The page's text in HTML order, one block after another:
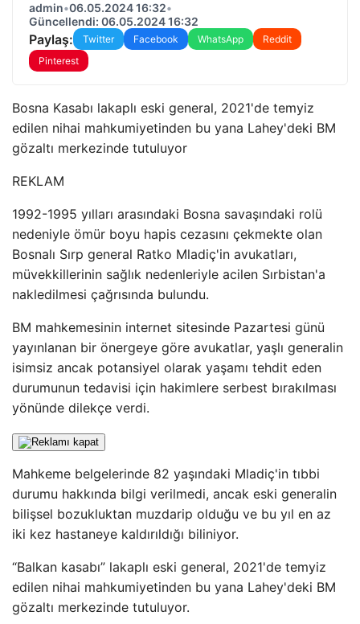
admin•06.05.2024 16:32•
Güncellendi: 06.05.2024 16:32
Paylaş: Twitter Facebook WhatsApp
Reddit
Pinterest
Bosna Kasabı lakaplı eski general, 2021'de temyiz
edilen nihai mahkumiyetinden bu yana Lahey'deki BM
gözaltı merkezinde tutuluyor
REKLAM
1992-1995 yılları arasındaki Bosna savaşındaki rolü
nedeniyle ömür boyu hapis cezasını çekmekte olan
Bosnalı Sırp general Ratko Mladiç'in avukatları,
müvekkillerinin sağlık nedenleriyle acilen Sırbistan'a
nakledilmesi çağrısında bulundu.
BM mahkemesinin internet sitesinde Pazartesi günü
yayınlanan bir önergeye göre avukatlar, yaşlı generalin
isimsiz ancak potansiyel olarak yaşamı tehdit eden
durumunun tedavisi için hakimlere serbest bırakılması
yönünde dilekçe verdi.
Mahkeme belgelerinde 82 yaşındaki Mladiç'in tıbbi
durumu hakkında bilgi verilmedi, ancak eski generalin
bilişsel bozukluktan muzdarip olduğu ve bu yıl en az
iki kez hastaneye kaldırıldığı biliniyor.
“Balkan kasabı” lakaplı eski general, 2021'de temyiz
edilen nihai mahkumiyetinden bu yana Lahey'deki BM
gözaltı merkezinde tutuluyor.